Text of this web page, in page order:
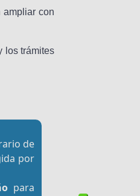
ampliar con
los trámites
de
por
para